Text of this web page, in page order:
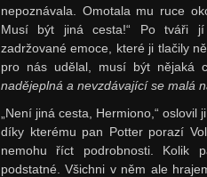
nepoznávala. Omotala mu ruce
Musí být jiná cesta!“ Po tváři jí
zadržované emoce, které ji tlačily
pro nás udělal, musí být nějaká
nadějeplná a nevzdávající se malá
„Není jiná cesta, Hermiono,“ oslovil
díky kterému pan Potter porazí
nemohu říct podrobnosti. Kolik
podstatné. Všichni v něm ale